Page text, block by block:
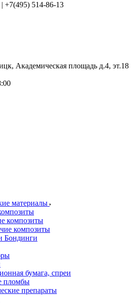
| +7(495) 514-86-13
Академическая площадь д.4, эт.18
материалы
композиты
композиты
Бондинги
бумага, спреи
пломбы
препараты